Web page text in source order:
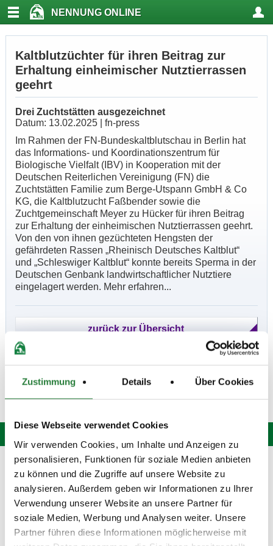
Zustimmung Details Über Cookies
Diese Webseite verwendet Cookies
Wir verwenden Cookies, um Inhalte und Anzeigen zu
personalisieren, Funktionen für soziale Medien anbieten
zu können und die Zugriffe auf unsere Website zu
analysieren. Außerdem geben wir Informationen zu Ihrer
Verwendung unserer Website an unsere Partner für
soziale Medien, Werbung und Analysen weiter. Unsere
Partner führen diese Informationen möglicherweise mit
NENNUNG ONLINE
Kaltblutzüchter für ihren Beitrag zur
Erhaltung einheimischer Nutztierrassen
geehrt
Drei Zuchtstätten ausgezeichnet
Datum: 13.02.2025 | fn-press
Im Rahmen der FN-Bundeskaltblutschau in Berlin hat
das Informations- und Koordinationszentrum für
Biologische Vielfalt (IBV) in Kooperation mit der
Deutschen Reiterlichen Vereinigung (FN) die
Zuchtstätten Familie zum Berge-Utspann GmbH & Co
KG, die Kaltblutzucht Faßbender sowie die
Zuchtgemeinschaft Meyer zu Hücker für ihren Beitrag
zur Erhaltung der einheimischen Nutztierrassen geehrt.
Von den von ihnen gezüchteten Hengsten der
gefährdeten Rassen „Rheinisch Deutsches Kaltblut“
und „Schleswiger Kaltblut“ konnte bereits Sperma in der
Deutschen Genbank landwirtschaftlicher Nutztiere
eingelagert werden. Mehr erfahren...
Hotline: 0 900 / 18 12 345
(Festnetzpreis: 0,69 Euro / Min.)*
Mo. bis Fr. von 9:00 bis 20:00 Uhr
Sa. von 9:00 bis 15:00 Uhr
oder senden Sie uns eineE-Mail.